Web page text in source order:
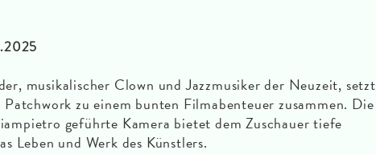
musikalischer Clown und Jazzmusiker der Neuzeit, setzt
Patchwork zu einem bunten Filmabenteuer zusammen. Die
geführte Kamera bietet dem Zuschauer tiefe
Leben und Werk des Künstlers.